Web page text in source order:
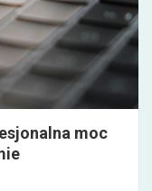
moc